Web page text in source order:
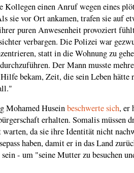
Kollegen einen Anruf wegen eines
sie vor Ort ankamen, trafen sie auf
puren Anwesenheit provoziert
verbargen. Die Polizei war
statt in die Wohnung zu
Der Mann musste
bekam, Zeit, die sein Leben hätte
Mohamed Huseinbeschwerte sich, er
erhalten. Somalis müssen
da sie ihre Identität nicht
haben, damit er in das Land
- um "seine Mutter zu besuchen